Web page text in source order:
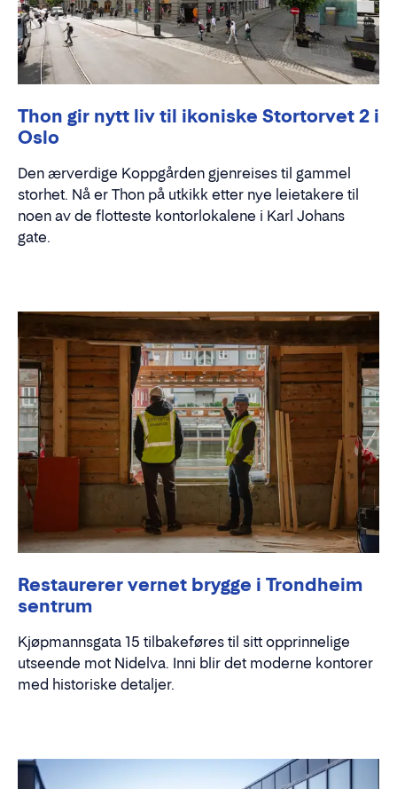
Thon gir nytt liv til ikoniske Stortorvet 2 i
Oslo
Den ærverdige Koppgården gjenreises til gammel
storhet. Nå er Thon på utkikk etter nye leietakere til
noen av de flotteste kontorlokalene i Karl Johans
gate.
Restaurerer vernet brygge i Trondheim
sentrum
Kjøpmannsgata 15 tilbakeføres til sitt opprinnelige
utseende mot Nidelva. Inni blir det moderne kontorer
med historiske detaljer.